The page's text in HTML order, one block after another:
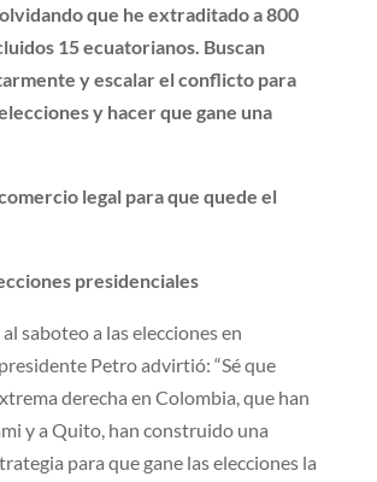
que he extraditado a 800
15 ecuatorianos. Buscan
y escalar el conflicto para
y hacer que gane una
legal para que quede el
presidenciales
saboteo a las elecciones en
Petro advirtió: “Sé que
derecha en Colombia, que han
y a Quito, han construido una
para que gane las elecciones la